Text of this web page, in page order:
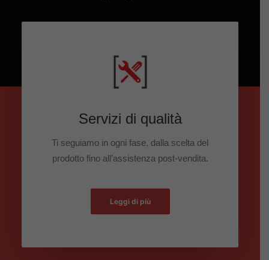
Servizi di qualità
Ti seguiamo in ogni fase, dalla scelta del
prodotto fino all’assistenza post-vendita.
Leggi di più